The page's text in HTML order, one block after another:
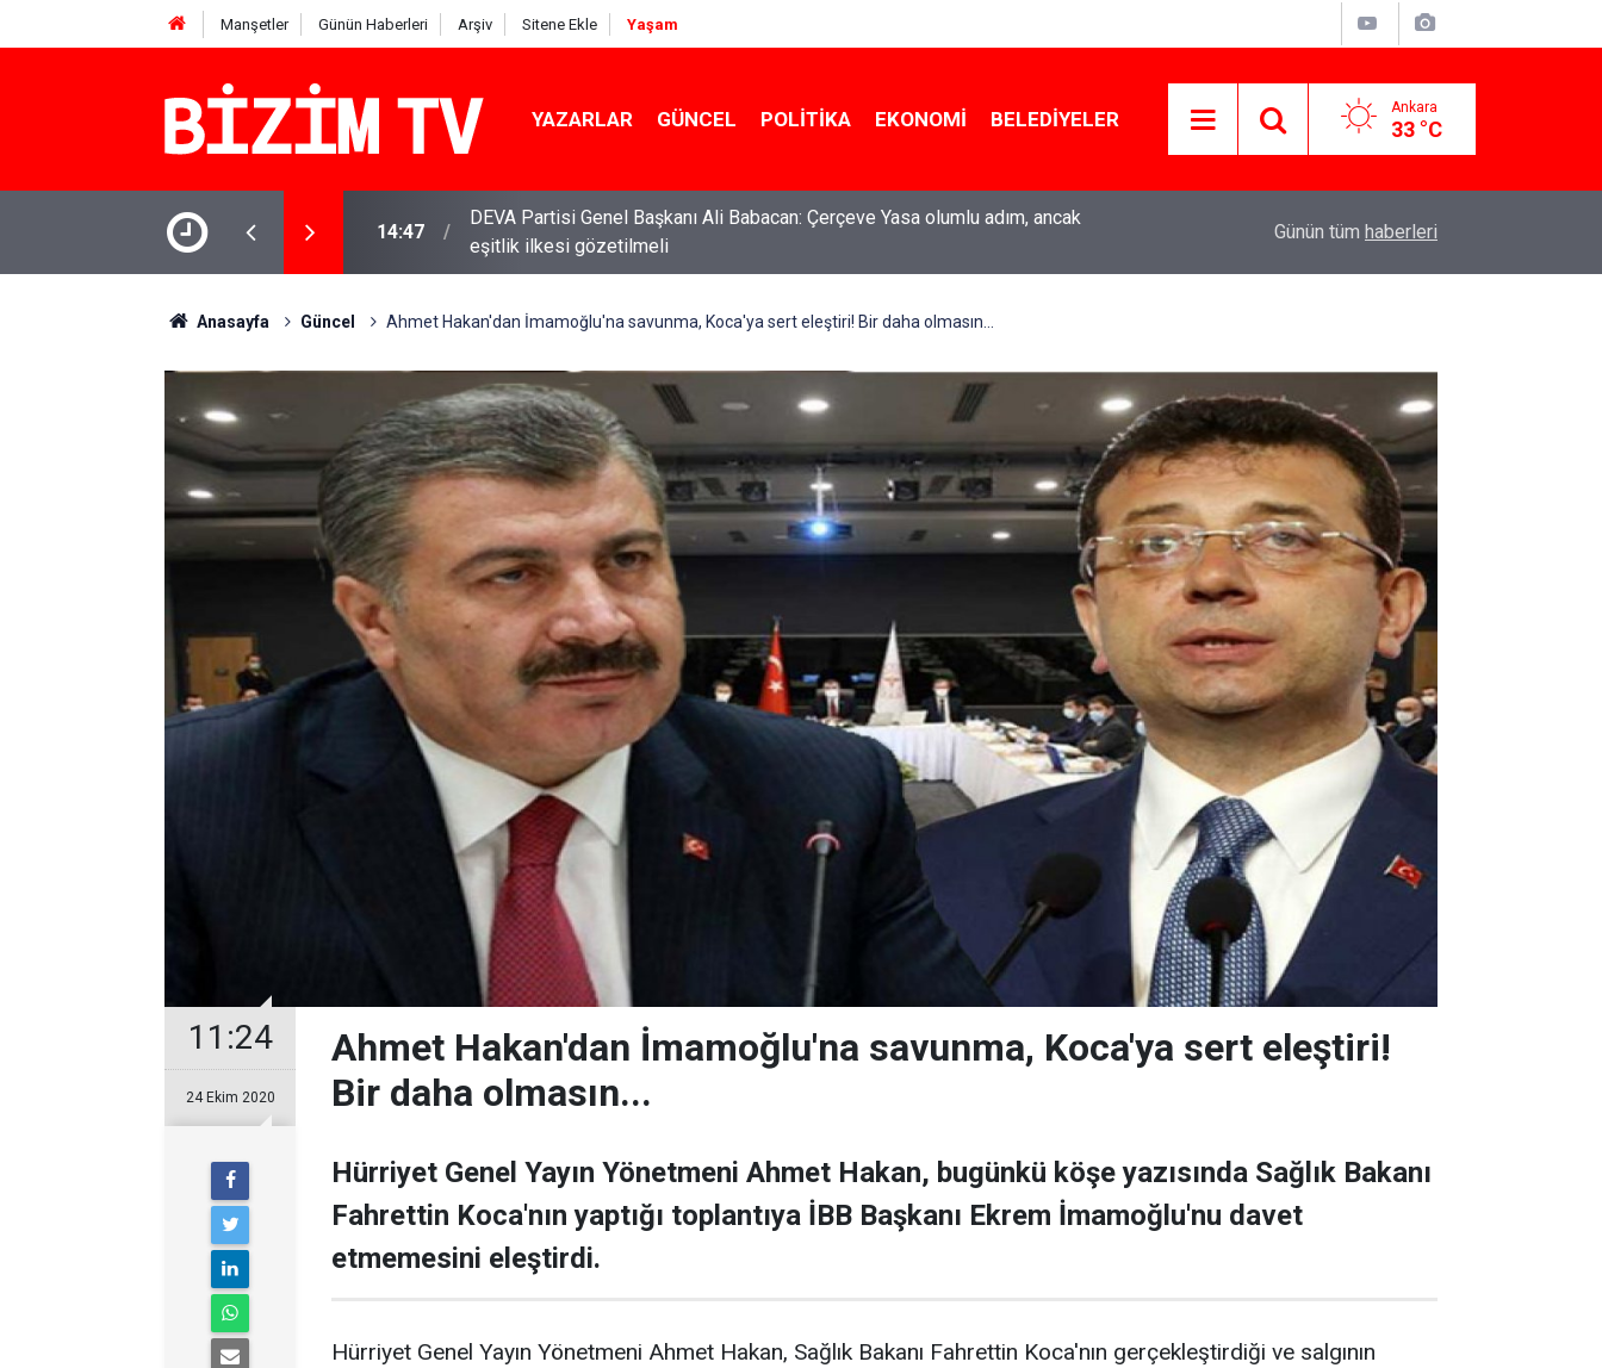
Manşetler Günün Haberleri Arşiv Sitene Ekle Yaşam
YAZARLAR GÜNCEL POLITIKA EKONOMI BELEDIYELER Ankara
33 °C
Çerçeve Yasa olumlu adım, ancak
11:51
YENİ Parti Genel Başkanı Özgür Özel: “Şehit ailelerinin, gazilerin yanına
varamayacağımız, gözüne bakamayacağımız işlerin içinde olmayız”
operasyon geliyor!
Günün tüm haberleri
Anasayfa Güncel Ahmet Hakan'dan İmamoğlu'na savunma, Koca'ya sert eleştiri! Bir daha olmasın...
11:24
24 Ekim 2020
Ahmet Hakan'dan İmamoğlu'na savunma, Koca'ya sert eleştiri!
Bir daha olmasın...
Hürriyet Genel Yayın Yönetmeni Ahmet Hakan, bugünkü köşe yazısında Sağlık Bakanı
Fahrettin Koca'nın yaptığı toplantıya İBB Başkanı Ekrem İmamoğlu'nu davet
etmemesini eleştirdi.
Hürriyet Genel Yayın Yönetmeni Ahmet Hakan, Sağlık Bakanı Fahrettin Koca'nın gerçekleştirdiği ve salgının